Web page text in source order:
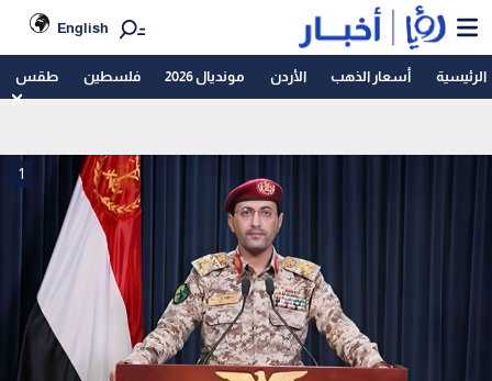
English
الرئيسية أسعار الذهب الأردن مونديال 2026 فلسطين طقس
1